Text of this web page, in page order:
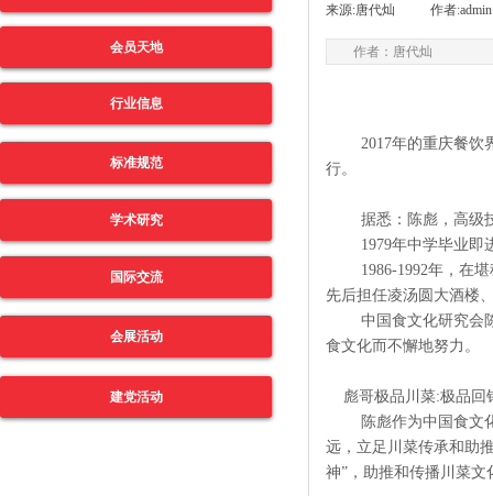
来源:唐代灿 作者:admin
作者：唐代灿
2017年的重庆餐饮
行。
据悉：陈彪，高级
1979年中学毕业即
1986-1992年，在
先后担任凌汤圆大酒楼
中国食文化研究会
食文化而不懈地努力。
彪哥极品川菜:极品回
陈彪作为中国食文
远，立足川菜传承和助
神”，助推和传播川菜文
会员天地
行业信息
标准规范
学术研究
国际交流
会展活动
建党活动